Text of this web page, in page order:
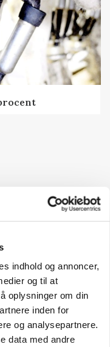
indhold og annoncer,
og til at
oplysninger om din
inden for
og analysepartnere.
data med andre